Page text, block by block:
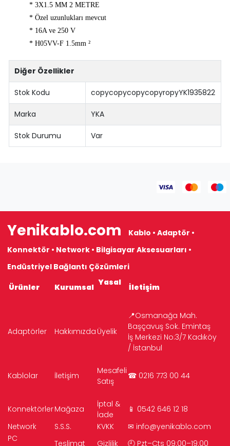
* 3X1.5 MM 2 METRE
* Özel uzunlukları mevcut
* 16A ve 250 V
* H05VV-F 1.5mm ²
Diğer Özellikler
Stok Kodu copycopycopycopyropyYK1935822
Marka YKA
Stok Durumu Var
Yenikablo.com
Kablo • Adaptör •
Konnektör • Network • Bilgisayar Aksesuarları •
Endüstriyel Bağlantı Çözümleri
Ürünler
Kurumsal Yasal İletişim
Adaptörler Hakkımızda Üyelik
📍Osmanağa Mah.
Başçavuş Sok. Emintaş
İş Merkezi No:3/7 Kadıköy
/ İstanbul
Kablolar İletişim
Mesafeli
Satış
☎ 0216 773 00 44
KonnektörlerMağaza
İptal &
İade
📱 0542 646 12 18
Network
S.S.S. KVKK ✉ info@yenikablo.com
PC
Teslimat Gizlilik 🕘 Pzt–Cts 09:00–19:00